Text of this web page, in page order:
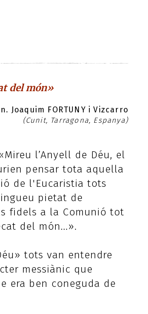
del món»
Joaquim FORTUNY i Vizcarro
(Cunit, Tarragona, Espanya)
l’Anyell de Déu, el
pensar tota aquella
de l'Eucaristia tots
pietat de
fidels a la Comunió tot
del món...».
tots van entendre
messiànic que
era ben coneguda de